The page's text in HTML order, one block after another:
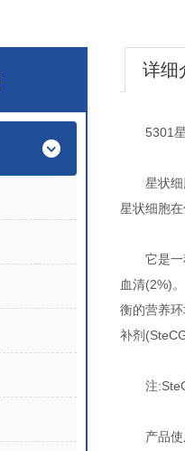
详细
5301星
星状细胞
星状细胞
它是一种
血清(2%)
衡的营养
补剂
注
产品使